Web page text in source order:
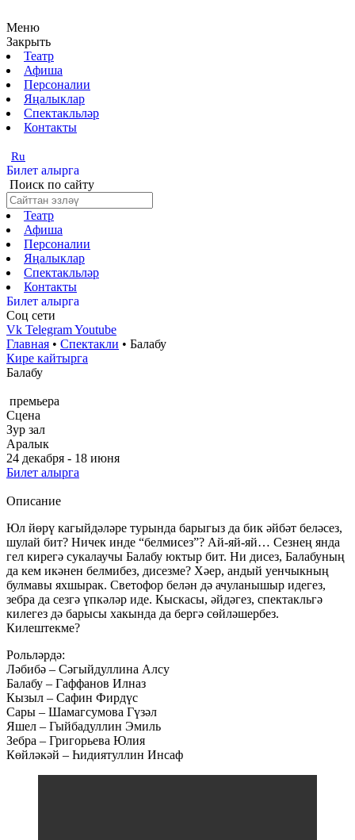
Меню
Закрыть
Театр
Афиша
Персоналии
Яңалыклар
Спектакльләр
Контакты
Ru
Билет алырга
Поиск по сайту
Театр
Афиша
Персоналии
Яңалыклар
Спектакльләр
Контакты
Билет алырга
Соц cети
Vk TelegramYoutube
Главная • Спектакли • Балабу
Кире кайтырга
Балабу
премьера
Сцена
Зур зал
Аралык
24 декабря - 18 июня
Билет алырга
Описание
Юл йөрү кагыйдәләре турында барыгыз да бик әйбәт беләсез,
шулай бит? Ничек инде “белмисез”? Ай-яй-яй… Сезнең янда
гел кирегә сукалаучы Балабу юктыр бит. Ни дисез, Балабуның
да кем икәнен белмибез, дисезме? Хәер, андый уенчыкның
булмавы яхшырак. Светофор белән дә ачуланышыр идегез,
зебра да сезгә үпкәләр иде. Кыскасы, әйдәгез, спектакльгә
килегез дә барысы хакында да бергә сөйләшербез.
Килештекме?
Рольләрдә:
Ләбибә – Сәгыйдуллина Алсу
Балабу – Гаффанов Илназ
Кызыл – Сафин Фирдүс
Сары – Шамагсумова Гүзәл
Яшел – Гыйбадуллин Эмиль
Зебра – Григорьева Юлия
Көйләкәй – Һидиятуллин Инсаф